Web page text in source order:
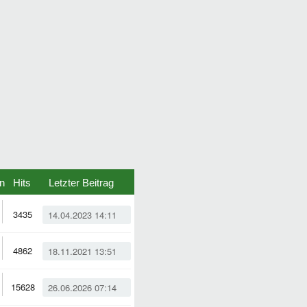
Hits Letzter Beitrag
14.04.2023 14:11
3435
18.11.2021 13:51
4862
26.06.2026 07:14
15628